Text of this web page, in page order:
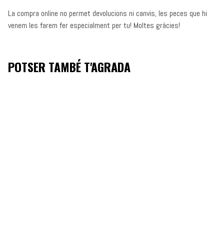
La compra online no permet devolucions ni canvis, les peces que hi
venem les farem fer especialment per tu! Moltes gràcies!
POTSER TAMBÉ T'AGRADA